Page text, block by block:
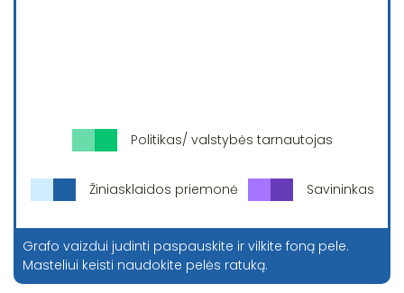
Politikas/ valstybės tarnautojas
Žiniasklaidos priemonė Savininkas
Grafo vaizdui judinti paspauskite ir vilkite foną pele.
Masteliui keisti naudokite pelės ratuką.